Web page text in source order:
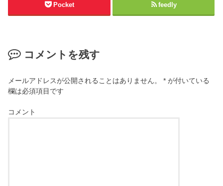
Pocket feedly
コメントを残す
メールアドレスが公開されることはありません。 * が付いている
欄は必須項目です
コメント